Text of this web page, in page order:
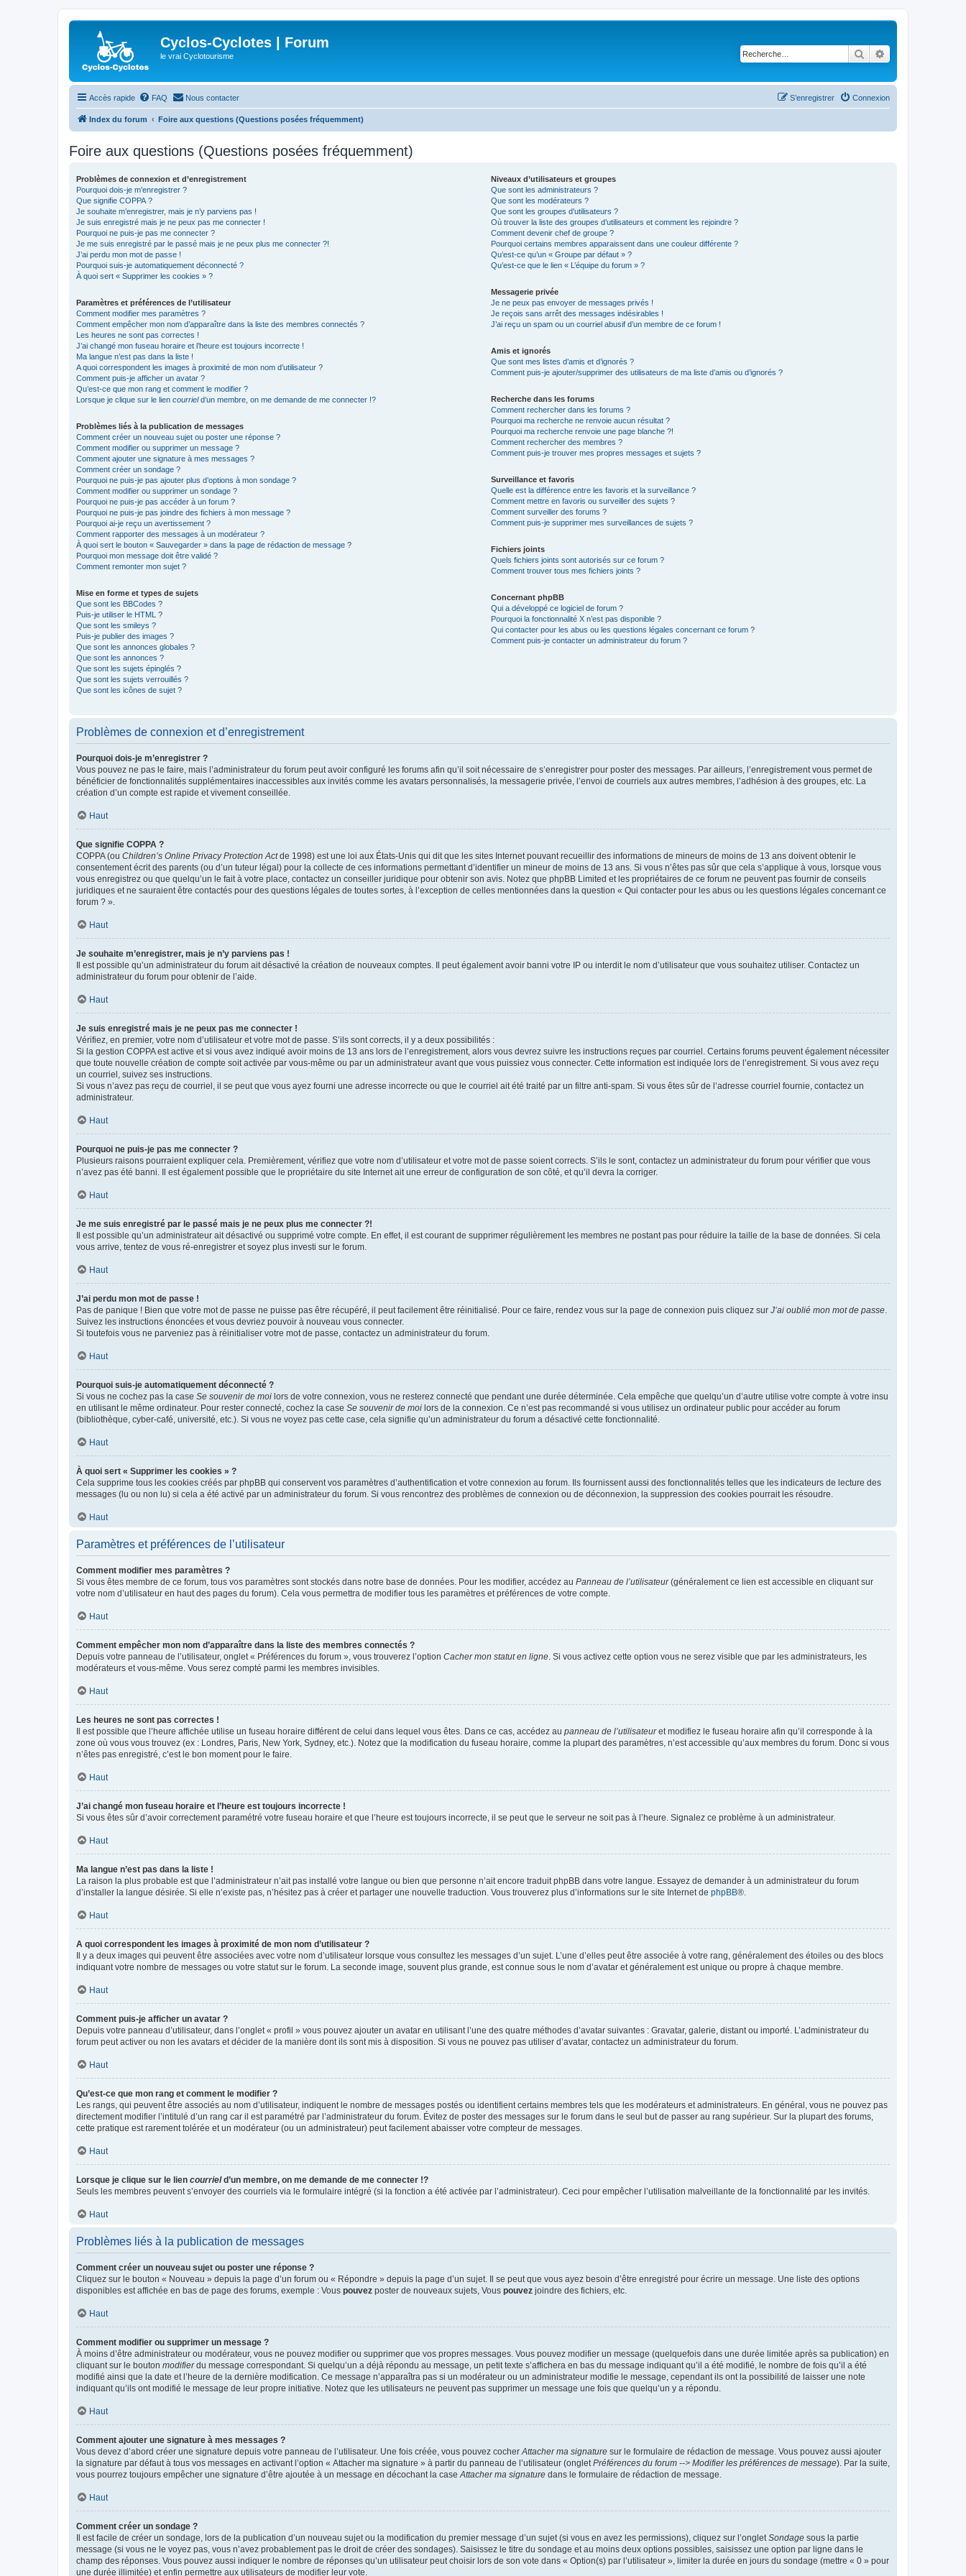
Cyclos-Cyclotes | Forum
le vrai Cyclotourisme Rechercher
Accès rapide FAQ Nous contacter Connexion
S’enregistrer
Index du forum Foire aux questions (Questions posées fréquemment)
Foire aux questions (Questions posées fréquemment)
Problèmes de connexion et d’enregistrement
Pourquoi dois-je m’enregistrer ?
Que signifie COPPA ?
Je souhaite m’enregistrer, mais je n’y parviens pas !
Je suis enregistré mais je ne peux pas me connecter !
Pourquoi ne puis-je pas me connecter ?
Je me suis enregistré par le passé mais je ne peux plus me connecter ?!
J’ai perdu mon mot de passe !
Pourquoi suis-je automatiquement déconnecté ?
À quoi sert « Supprimer les cookies » ?
Paramètres et préférences de l’utilisateur
Comment modifier mes paramètres ?
Comment empêcher mon nom d’apparaître dans la liste des membres connectés ?
Les heures ne sont pas correctes !
J’ai changé mon fuseau horaire et l’heure est toujours incorrecte !
Ma langue n’est pas dans la liste !
A quoi correspondent les images à proximité de mon nom d’utilisateur ?
Comment puis-je afficher un avatar ?
Qu’est-ce que mon rang et comment le modifier ?
Lorsque je clique sur le lien courrield’un membre, on me demande de me connecter !?
Problèmes liés à la publication de messages
Comment créer un nouveau sujet ou poster une réponse ?
Comment modifier ou supprimer un message ?
Comment ajouter une signature à mes messages ?
Comment créer un sondage ?
Pourquoi ne puis-je pas ajouter plus d’options à mon sondage ?
Comment modifier ou supprimer un sondage ?
Pourquoi ne puis-je pas accéder à un forum ?
Pourquoi ne puis-je pas joindre des fichiers à mon message ?
Pourquoi ai-je reçu un avertissement ?
Comment rapporter des messages à un modérateur ?
À quoi sert le bouton « Sauvegarder » dans la page de rédaction de message ?
Pourquoi mon message doit être validé ?
Comment remonter mon sujet ?
Mise en forme et types de sujets
Que sont les BBCodes ?
Puis-je utiliser le HTML ?
Que sont les smileys ?
Puis-je publier des images ?
Que sont les annonces globales ?
Que sont les annonces ?
Que sont les sujets épinglés ?
Que sont les sujets verrouillés ?
Que sont les icônes de sujet ?
Niveaux d’utilisateurs et groupes
Que sont les administrateurs ?
Que sont les modérateurs ?
Que sont les groupes d’utilisateurs ?
Où trouver la liste des groupes d’utilisateurs et comment les rejoindre ?
Comment devenir chef de groupe ?
Pourquoi certains membres apparaissent dans une couleur différente ?
Qu’est-ce qu’un « Groupe par défaut » ?
Qu’est-ce que le lien « L’équipe du forum » ?
Messagerie privée
Je ne peux pas envoyer de messages privés !
Je reçois sans arrêt des messages indésirables !
J’ai reçu un spam ou un courriel abusif d’un membre de ce forum !
Amis et ignorés
Que sont mes listes d’amis et d’ignorés ?
Comment puis-je ajouter/supprimer des utilisateurs de ma liste d’amis ou d’ignorés ?
Recherche dans les forums
Comment rechercher dans les forums ?
Pourquoi ma recherche ne renvoie aucun résultat ?
Pourquoi ma recherche renvoie une page blanche ?!
Comment rechercher des membres ?
Comment puis-je trouver mes propres messages et sujets ?
Surveillance et favoris
Quelle est la différence entre les favoris et la surveillance ?
Comment mettre en favoris ou surveiller des sujets ?
Comment surveiller des forums ?
Comment puis-je supprimer mes surveillances de sujets ?
Fichiers joints
Quels fichiers joints sont autorisés sur ce forum ?
Comment trouver tous mes fichiers joints ?
Concernant phpBB
Qui a développé ce logiciel de forum ?
Pourquoi la fonctionnalité X n’est pas disponible ?
Qui contacter pour les abus ou les questions légales concernant ce forum ?
Comment puis-je contacter un administrateur du forum ?
Problèmes de connexion et d’enregistrement
Pourquoi dois-je m’enregistrer ?
Vous pouvez ne pas le faire, mais l’administrateur du forum peut avoir configuré les forums afin qu’il soit nécessaire de s’enregistrer pour poster des messages. Par ailleurs, l’enregistrement vous permet de
bénéficier de fonctionnalités supplémentaires inaccessibles aux invités comme les avatars personnalisés, la messagerie privée, l’envoi de courriels aux autres membres, l’adhésion à des groupes, etc. La
création d’un compte est rapide et vivement conseillée.
Haut
Que signifie COPPA ?
COPPA (ou Children’s Online Privacy Protection Actde 1998) est une loi aux États-Unis qui dit que les sites Internet pouvant recueillir des informations de mineurs de moins de 13 ans doivent obtenir le
consentement écrit des parents (ou d’un tuteur légal) pour la collecte de ces informations permettant d’identifier un mineur de moins de 13 ans. Si vous n’êtes pas sûr que cela s’applique à vous, lorsque vous
vous enregistrez ou que quelqu’un le fait à votre place, contactez un conseiller juridique pour obtenir son avis. Notez que phpBB Limited et les propriétaires de ce forum ne peuvent pas fournir de conseils
juridiques et ne sauraient être contactés pour des questions légales de toutes sortes, à l’exception de celles mentionnées dans la question « Qui contacter pour les abus ou les questions légales concernant ce
forum ? ».
Haut
Je souhaite m’enregistrer, mais je n’y parviens pas !
Il est possible qu’un administrateur du forum ait désactivé la création de nouveaux comptes. Il peut également avoir banni votre IP ou interdit le nom d’utilisateur que vous souhaitez utiliser. Contactez un
administrateur du forum pour obtenir de l’aide.
Haut
Je suis enregistré mais je ne peux pas me connecter !
Vérifiez, en premier, votre nom d’utilisateur et votre mot de passe. S’ils sont corrects, il y a deux possibilités :
Si la gestion COPPA est active et si vous avez indiqué avoir moins de 13 ans lors de l’enregistrement, alors vous devrez suivre les instructions reçues par courriel. Certains forums peuvent également nécessiter
que toute nouvelle création de compte soit activée par vous-même ou par un administrateur avant que vous puissiez vous connecter. Cette information est indiquée lors de l’enregistrement. Si vous avez reçu
un courriel, suivez ses instructions.
Si vous n’avez pas reçu de courriel, il se peut que vous ayez fourni une adresse incorrecte ou que le courriel ait été traité par un filtre anti-spam. Si vous êtes sûr de l’adresse courriel fournie, contactez un
administrateur.
Haut
Pourquoi ne puis-je pas me connecter ?
Plusieurs raisons pourraient expliquer cela. Premièrement, vérifiez que votre nom d’utilisateur et votre mot de passe soient corrects. S’ils le sont, contactez un administrateur du forum pour vérifier que vous
n’avez pas été banni. Il est également possible que le propriétaire du site Internet ait une erreur de configuration de son côté, et qu’il devra la corriger.
Haut
Je me suis enregistré par le passé mais je ne peux plus me connecter ?!
Il est possible qu’un administrateur ait désactivé ou supprimé votre compte. En effet, il est courant de supprimer régulièrement les membres ne postant pas pour réduire la taille de la base de données. Si cela
vous arrive, tentez de vous ré-enregistrer et soyez plus investi sur le forum.
Haut
J’ai perdu mon mot de passe !
Pas de panique ! Bien que votre mot de passe ne puisse pas être récupéré, il peut facilement être réinitialisé. Pour ce faire, rendez vous sur la page de connexion puis cliquez sur J’ai oublié mon mot de passe.
Suivez les instructions énoncées et vous devriez pouvoir à nouveau vous connecter.
Si toutefois vous ne parveniez pas à réinitialiser votre mot de passe, contactez un administrateur du forum.
Haut
Pourquoi suis-je automatiquement déconnecté ?
Si vous ne cochez pas la case Se souvenir de moi lors de votre connexion, vous ne resterez connecté que pendant une durée déterminée. Cela empêche que quelqu’un d’autre utilise votre compte à votre insu
en utilisant le même ordinateur. Pour rester connecté, cochez la case Se souvenir de moi lors de la connexion. Ce n’est pas recommandé si vous utilisez un ordinateur public pour accéder au forum
(bibliothèque, cyber-café, université, etc.). Si vous ne voyez pas cette case, cela signifie qu’un administrateur du forum a désactivé cette fonctionnalité.
Haut
À quoi sert « Supprimer les cookies » ?
Cela supprime tous les cookies créés par phpBB qui conservent vos paramètres d’authentification et votre connexion au forum. Ils fournissent aussi des fonctionnalités telles que les indicateurs de lecture des
messages (lu ou non lu) si cela a été activé par un administrateur du forum. Si vous rencontrez des problèmes de connexion ou de déconnexion, la suppression des cookies pourrait les résoudre.
Haut
Paramètres et préférences de l’utilisateur
Comment modifier mes paramètres ?
Si vous êtes membre de ce forum, tous vos paramètres sont stockés dans notre base de données. Pour les modifier, accédez au Panneau de l’utilisateur(généralement ce lien est accessible en cliquant sur
votre nom d’utilisateur en haut des pages du forum). Cela vous permettra de modifier tous les paramètres et préférences de votre compte.
Haut
Comment empêcher mon nom d’apparaître dans la liste des membres connectés ?
Depuis votre panneau de l’utilisateur, onglet « Préférences du forum », vous trouverez l’option Cacher mon statut en ligne. Si vous activez cette option vous ne serez visible que par les administrateurs, les
modérateurs et vous-même. Vous serez compté parmi les membres invisibles.
Haut
Les heures ne sont pas correctes !
Il est possible que l’heure affichée utilise un fuseau horaire différent de celui dans lequel vous êtes. Dans ce cas, accédez au panneau de l’utilisateuret modifiez le fuseau horaire afin qu’il corresponde à la
zone où vous vous trouvez (ex : Londres, Paris, New York, Sydney, etc.). Notez que la modification du fuseau horaire, comme la plupart des paramètres, n’est accessible qu’aux membres du forum. Donc si vous
n’êtes pas enregistré, c’est le bon moment pour le faire.
Haut
J’ai changé mon fuseau horaire et l’heure est toujours incorrecte !
Si vous êtes sûr d’avoir correctement paramétré votre fuseau horaire et que l’heure est toujours incorrecte, il se peut que le serveur ne soit pas à l’heure. Signalez ce problème à un administrateur.
Haut
Ma langue n’est pas dans la liste !
La raison la plus probable est que l’administrateur n’ait pas installé votre langue ou bien que personne n’ait encore traduit phpBB dans votre langue. Essayez de demander à un administrateur du forum
d’installer la langue désirée. Si elle n’existe pas, n’hésitez pas à créer et partager une nouvelle traduction. Vous trouverez plus d’informations sur le site Internet de phpBB®.
Haut
A quoi correspondent les images à proximité de mon nom d’utilisateur ?
Il y a deux images qui peuvent être associées avec votre nom d’utilisateur lorsque vous consultez les messages d’un sujet. L’une d’elles peut être associée à votre rang, généralement des étoiles ou des blocs
indiquant votre nombre de messages ou votre statut sur le forum. La seconde image, souvent plus grande, est connue sous le nom d’avatar et généralement est unique ou propre à chaque membre.
Haut
Comment puis-je afficher un avatar ?
Depuis votre panneau d’utilisateur, dans l’onglet « profil » vous pouvez ajouter un avatar en utilisant l’une des quatre méthodes d’avatar suivantes : Gravatar, galerie, distant ou importé. L’administrateur du
forum peut activer ou non les avatars et décider de la manière dont ils sont mis à disposition. Si vous ne pouvez pas utiliser d’avatar, contactez un administrateur du forum.
Haut
Qu’est-ce que mon rang et comment le modifier ?
Les rangs, qui peuvent être associés au nom d’utilisateur, indiquent le nombre de messages postés ou identifient certains membres tels que les modérateurs et administrateurs. En général, vous ne pouvez pas
directement modifier l’intitulé d’un rang car il est paramétré par l’administrateur du forum. Évitez de poster des messages sur le forum dans le seul but de passer au rang supérieur. Sur la plupart des forums,
cette pratique est rarement tolérée et un modérateur (ou un administrateur) peut facilement abaisser votre compteur de messages.
Haut
Lorsque je clique sur le lien courrield’un membre, on me demande de me connecter !?
Seuls les membres peuvent s’envoyer des courriels via le formulaire intégré (si la fonction a été activée par l’administrateur). Ceci pour empêcher l’utilisation malveillante de la fonctionnalité par les invités.
Haut
Problèmes liés à la publication de messages
Comment créer un nouveau sujet ou poster une réponse ?
Cliquez sur le bouton « Nouveau » depuis la page d’un forum ou « Répondre » depuis la page d’un sujet. Il se peut que vous ayez besoin d’être enregistré pour écrire un message. Une liste des options
disponibles est affichée en bas de page des forums, exemple : Vous pouvez poster de nouveaux sujets, Vous pouvez joindre des fichiers, etc.
Haut
Comment modifier ou supprimer un message ?
À moins d’être administrateur ou modérateur, vous ne pouvez modifier ou supprimer que vos propres messages. Vous pouvez modifier un message (quelquefois dans une durée limitée après sa publication) en
cliquant sur le bouton modifierdu message correspondant. Si quelqu’un a déjà répondu au message, un petit texte s’affichera en bas du message indiquant qu’il a été modifié, le nombre de fois qu’il a été
modifié ainsi que la date et l’heure de la dernière modification. Ce message n’apparaîtra pas si un modérateur ou un administrateur modifie le message, cependant ils ont la possibilité de laisser une note
indiquant qu’ils ont modifié le message de leur propre initiative. Notez que les utilisateurs ne peuvent pas supprimer un message une fois que quelqu’un y a répondu.
Haut
Comment ajouter une signature à mes messages ?
Vous devez d’abord créer une signature depuis votre panneau de l’utilisateur. Une fois créée, vous pouvez cocherAttacher ma signature sur le formulaire de rédaction de message. Vous pouvez aussi ajouter
la signature par défaut à tous vos messages en activant l’option « Attacher ma signature » à partir du panneau de l’utilisateur (ongletPréférences du forum --> Modifier les préférences de message). Par la suite,
vous pourrez toujours empêcher une signature d’être ajoutée à un message en décochant la caseAttacher ma signature dans le formulaire de rédaction de message.
Haut
Comment créer un sondage ?
Il est facile de créer un sondage, lors de la publication d’un nouveau sujet ou la modification du premier message d’un sujet (si vous en avez les permissions), cliquez sur l’ongletSondage sous la partie
message (si vous ne le voyez pas, vous n’avez probablement pas le droit de créer des sondages). Saisissez le titre du sondage et au moins deux options possibles, saisissez une option par ligne dans le
champ des réponses. Vous pouvez aussi indiquer le nombre de réponses qu’un utilisateur peut choisir lors de son vote dans « Option(s) par l’utilisateur », limiter la durée en jours du sondage (mettre « 0 » pour
une durée illimitée) et enfin permettre aux utilisateurs de modifier leur vote.